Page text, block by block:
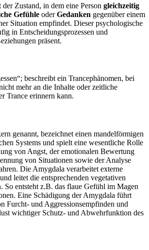
Zustand, in dem eine Person gleichzeitig
Gefühle oderGedanken gegenüber einem
Situation empfindet. Dieser psychologische
in Entscheidungsprozessen und
präsent.
beschreibt ein Trancephänomen, bei
mehr an die Inhalte oder zeitliche
Trance erinnern kann.
genannt, bezeichnet einen mandelförmigen
Systems und spielt eine wesentliche Rolle
von Angst, der emotionalen Bewertung
von Situationen sowie der Analyse
Die Amygdala verarbeitet externe
leitet die entsprechenden vegetativen
So entsteht z.B. das flaue Gefühl im Magen
Eine Schädigung der Amygdala führt
Furcht- und Aggressionsempfinden und
wichtiger Schutz- und Abwehrfunktion des